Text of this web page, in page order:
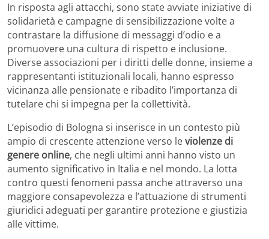
In risposta agli attacchi, sono state avviate iniziative di
solidarietà e campagne di sensibilizzazione volte a
contrastare la diffusione di messaggi d’odio e a
promuovere una cultura di rispetto e inclusione.
Diverse associazioni per i diritti delle donne, insieme a
rappresentanti istituzionali locali, hanno espresso
vicinanza alle pensionate e ribadito l’importanza di
tutelare chi si impegna per la collettività.
L’episodio di Bologna si inserisce in un contesto più
ampio di crescente attenzione verso leviolenze di
genere online, che negli ultimi anni hanno visto un
aumento significativo in Italia e nel mondo. La lotta
contro questi fenomeni passa anche attraverso una
maggiore consapevolezza e l’attuazione di strumenti
giuridici adeguati per garantire protezione e giustizia
alle vittime.